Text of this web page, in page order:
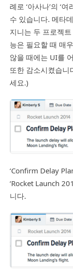
례로 ‘아사나’의 ‘
수 있습니다. 메타
지니는 두 프로젝트
능은 필요할 때 매
않을 때에는 UI를
또한 감소시켰습니
세요.)
‘Confirm Delay
‘Rocket Launch
니다.